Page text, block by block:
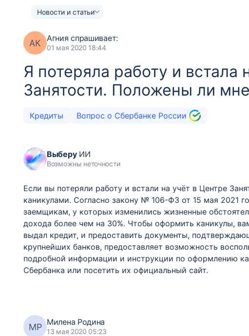
Новости и статьи
АК Агния спрашивает:
01 мая 2020 18:44
Я потеряла работу и встала
Занятости. Положены ли
Кредиты Вопрос о Сбербанке России
ВыберуИИ
Возможны неточности
Если вы потеряли работу и встали на учёт в Центре
каникулами. Согласно закону № 106-ФЗ от 15 мая 2021
заемщикам, у которых изменились жизненные
дохода более чем на 30%. Чтобы оформить каникулы,
выдал кредит, и предоставить документы,
крупнейших банков, предоставляет возможность
подробной информации и инструкции по оформлению
Сбербанка или посетить их официальный сайт.
МР Милена Родина
13 мая 2020 05:23